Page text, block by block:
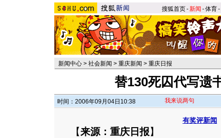
搜狐首页-新闻 -体育-
新闻中心 > 社会新闻 > 重庆新闻 > 重庆日报
替130死囚代写遗
时间：2006年09月04日10:38 我来说两句
有奖评新闻
【来源：重庆日报】